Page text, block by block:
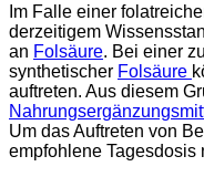
Im Falle einer
derzeitigem
an Folsäure. Bei einer
synthetischer Folsäure
auftreten. Aus diesem
Um das Auftreten von
empfohlene Tagesdosis